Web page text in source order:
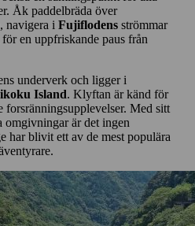
Åk paddelbräda över
navigera i Fujiflodens strömmar
en uppfriskande paus från
underverk och ligger i
Island. Klyftan är känd för
forsränningsupplevelser. Med sitt
omgivningar är det ingen
har blivit ett av de mest populära